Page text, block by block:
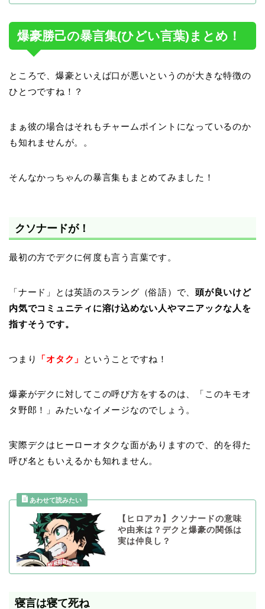
爆豪勝己の暴言集(ひどい言葉)まとめ！
ところで、爆豪といえば口が悪いというのが大きな特徴の
ひとつですね！？
まぁ彼の場合はそれもチャームポイントになっているのか
も知れませんが。。
そんなかっちゃんの暴言集もまとめてみました！
クソナードが！
最初の方でデクに何度も言う言葉です。
「ナード」とは英語のスラング（俗語）で、頭が良いけど
内気でコミュニティに溶け込めない人やマニアックな人を
指すそうです。
つまり 「オタク」 ということですね！
爆豪がデクに対してこの呼び方をするのは、「このキモオ
タ野郎！」みたいなイメージなのでしょう。
実際デクはヒーローオタクな面がありますので、的を得た
呼び名ともいえるかも知れません。
【ヒロアカ】クソナードの意味
や由来は？デクと爆豪の関係は
実は仲良し？
寝言は寝て死ね